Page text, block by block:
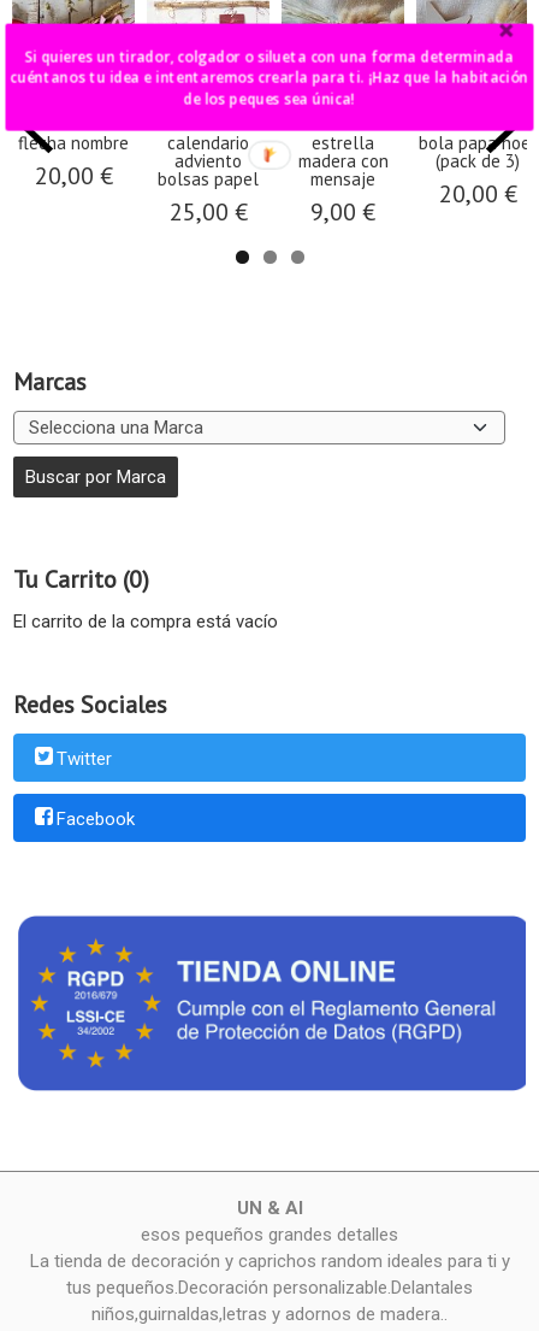
Marcas
Tu Carrito (0)
El carrito de la compra está vacío
Redes Sociales
Twitter
Facebook
flecha nombre
20,00 €
calendario
adviento
bolsas papel
25,00 €
estrella
madera con
mensaje
9,00 €
bola papa noel
(pack de 3)
20,00 €
UN & AI
esos pequeños grandes detalles
La tienda de decoración y caprichos random ideales para ti y
tus pequeños.Decoración personalizable.Delantales
niños,guirnaldas,letras y adornos de madera..
Si quieres un tirador, colgador o silueta con una forma determinada
cuéntanos tu idea e intentaremos crearla para ti. ¡Haz que la habitación
de los peques sea única!